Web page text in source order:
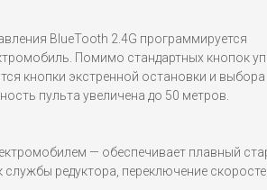
BlueTooth 2.4G программируется
Помимо стандартных кнопок
кнопки экстренной остановки и выбора
пульта увеличена до 50 метров.
— обеспечивает плавный
редуктора, переключение